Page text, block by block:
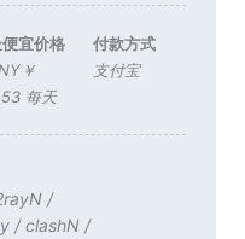
宜价格
￥
每天
付款方式
支付宝
/
/clashN/